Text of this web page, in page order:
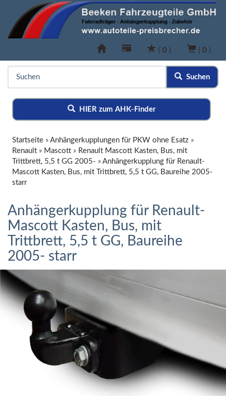
( 0 ) ( 0 )
Suchen
HIER zum AHK-Finder
Startseite » Anhängerkupplungen für PKW ohne Esatz »
Renault » Mascott » Renault Mascott Kasten, Bus, mit
Trittbrett, 5,5 t GG 2005- » Anhängerkupplung für Renault-
Mascott Kasten, Bus, mit Trittbrett, 5,5 t GG, Baureihe 2005-
starr
Anhängerkupplung für Renault-
Mascott Kasten, Bus, mit
Trittbrett, 5,5 t GG, Baureihe
2005- starr